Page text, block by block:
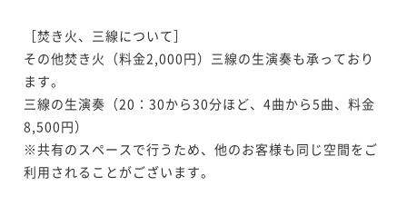
［焚き火、三線について］
その他焚き火（料金2,000円）三線の生演奏も承っており
ます。
三線の生演奏（20：30から30分ほど、4曲から5曲、料金
8,500円）
※共有のスペースで行うため、他のお客様も同じ空間をご
利用されることがございます。